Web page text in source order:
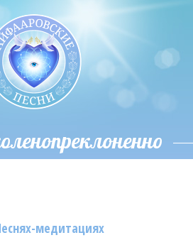
медитациях